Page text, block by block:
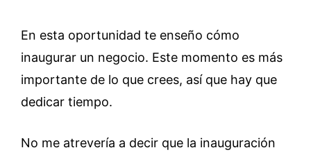
En esta oportunidad te enseño cómo
inaugurar un negocio. Este momento es más
importante de lo que crees, así que hay que
dedicar tiempo.
No me atrevería a decir que la inauguración